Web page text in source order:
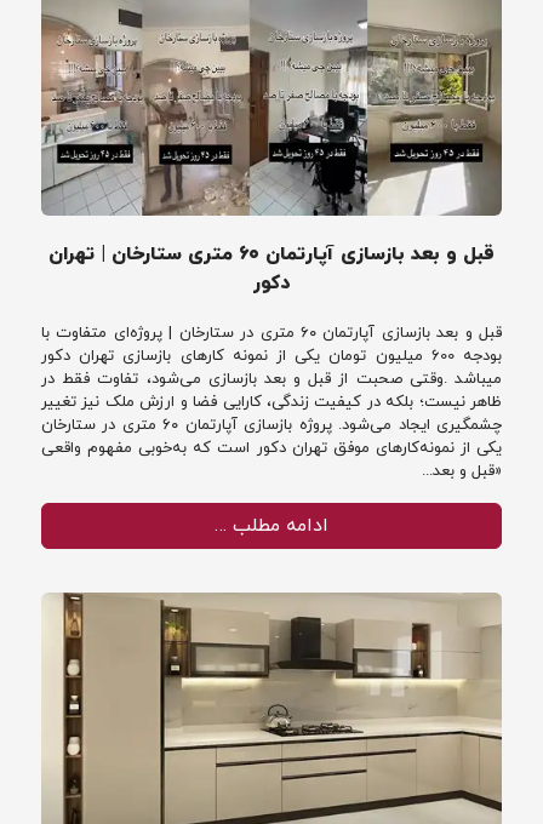
قبل و بعد بازسازی آپارتمان ۶۰ متری ستارخان | تهران
دکور
قبل و بعد بازسازی آپارتمان ۶۰ متری در ستارخان | پروژه‌ای متفاوت با
بودجه 600 میلیون تومان یکی از نمونه کارهای بازسازی تهران دکور
میباشد .وقتی صحبت از قبل و بعد بازسازی می‌شود، تفاوت فقط در
ظاهر نیست؛ بلکه در کیفیت زندگی، کارایی فضا و ارزش ملک نیز تغییر
چشمگیری ایجاد می‌شود. پروژه بازسازی آپارتمان ۶۰ متری در ستارخان
یکی از نمونه‌کارهای موفق تهران دکور است که به‌خوبی مفهوم واقعی
«قبل و بعد...
ادامه مطلب …